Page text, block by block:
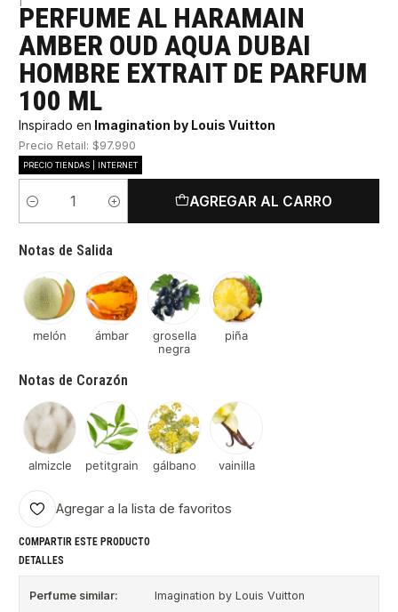
PERFUME AL HARAMAIN
AMBER OUD AQUA DUBAI
HOMBRE EXTRAIT DE PARFUM
100 ML
Inspirado en Imagination by Louis Vuitton
Precio Retail: $97.990
PRECIO TIENDAS | INTERNET
Cantidad
AGREGAR AL CARRO
Notas de Salida
melón ámbar
grosella
negra
piña
Notas de Corazón
almizcle petitgrain gálbano vainilla
Agregar a la lista de favoritos
COMPARTIR ESTE PRODUCTO
DETALLES
Perfume similar: Imagination by Louis Vuitton